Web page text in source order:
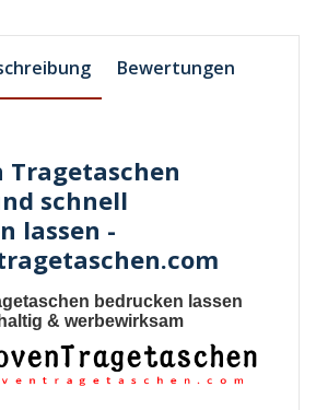
Bewertungen
Tragetaschen
schnell
lassen -
bedrucken lassen
& werbewirksam